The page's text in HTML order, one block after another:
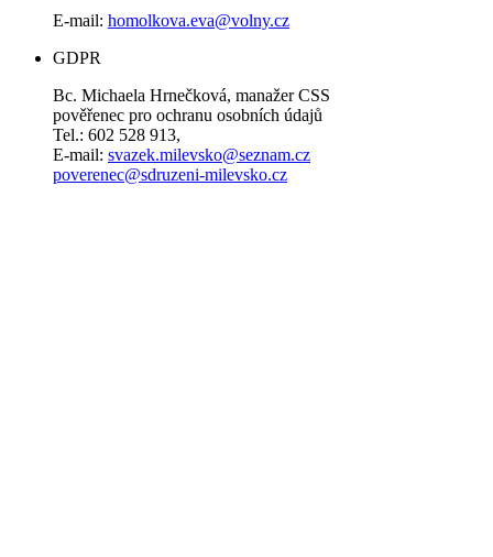
E-mail: homolkova.eva@volny.cz
GDPR
Bc. Michaela Hrnečková, manažer CSS
pověřenec pro ochranu osobních údajů
Tel.: 602 528 913,
E-mail: svazek.milevsko@seznam.cz
poverenec@sdruzeni-milevsko.cz